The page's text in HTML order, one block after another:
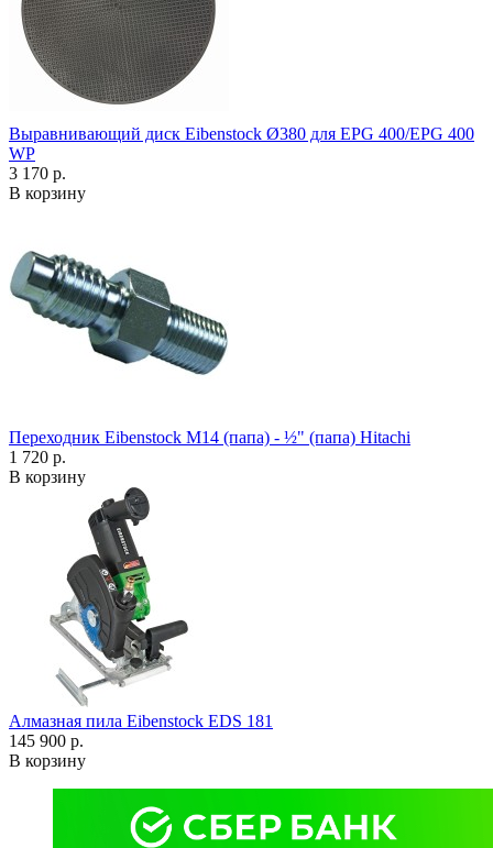
Выравнивающий диск Eibenstock Ø380 для EPG 400/EPG 400
WP
3 170 р.
В корзину
Переходник Eibenstock M14 (папа) - ½" (папа) Hitachi
1 720 р.
В корзину
Алмазная пила Eibenstock EDS 181
145 900 р.
В корзину